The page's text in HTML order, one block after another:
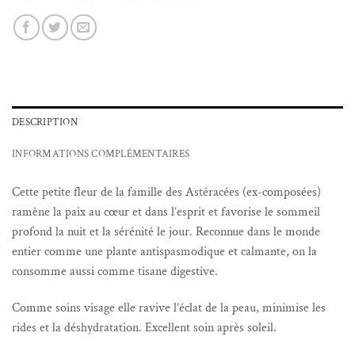
DESCRIPTION
INFORMATIONS COMPLÉMENTAIRES
Cette petite fleur de la famille des Astéracées (ex-composées)
ramène la paix au cœur et dans l’esprit et favorise le sommeil
profond la nuit et la sérénité le jour. Reconnue dans le monde
entier comme une plante antispasmodique et calmante, on la
consomme aussi comme tisane digestive.
Comme soins visage elle ravive l’éclat de la peau, minimise les
rides et la déshydratation. Excellent soin après soleil.